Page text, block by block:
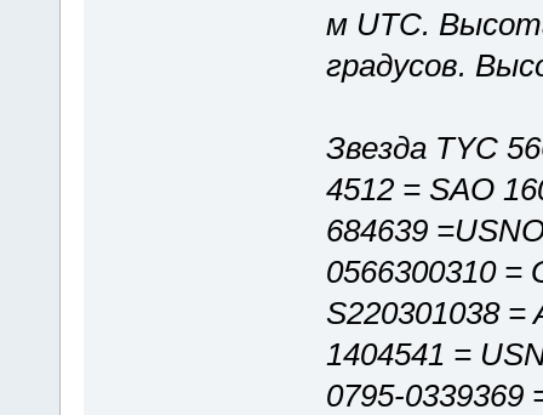
м UTC.
градусов.
Звезда TYC
4512 = SAO
684639
0566300310 =
S220301038 =
1404541 =
0795-0339369